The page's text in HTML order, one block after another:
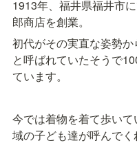
1913年、福井県福井市
郎商店を創業。
初代がその実直な姿勢か
と呼ばれていたそうで
ています。
今では着物を着て歩い
域の子ども達が呼んでく